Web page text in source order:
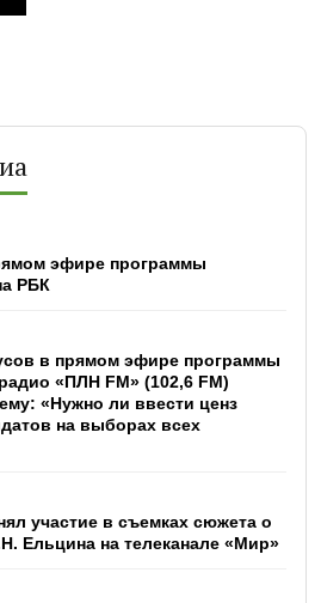
эфире программы
РБК
в прямом эфире программы
«ПЛН FM» (102,6 FM)
«Нужно ли ввести ценз
на выборах всех
участие в съемках сюжета о
Ельцина на телеканале «Мир»